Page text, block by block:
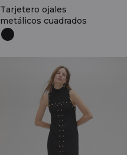
Tarjetero ojales
metálicos cuadrados